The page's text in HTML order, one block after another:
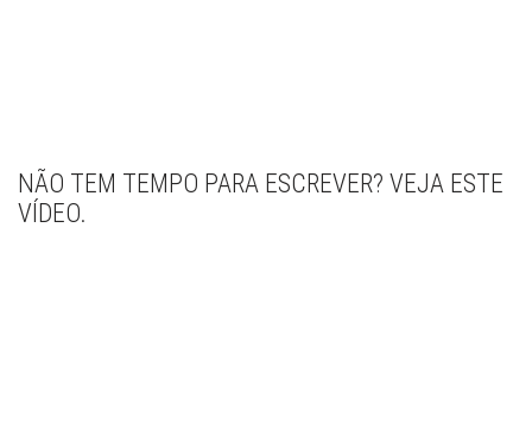
NÃO TEM TEMPO PARA ESCREVER? VEJA ESTE
VÍDEO.